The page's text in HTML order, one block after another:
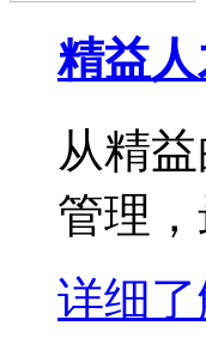
精益
从精
管理
详细